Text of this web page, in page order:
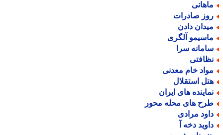
صادرات
دادن
آلگری
سرا
خام معدنی
استقلال
های ایران
های محله محور
مرادی
دخه آ